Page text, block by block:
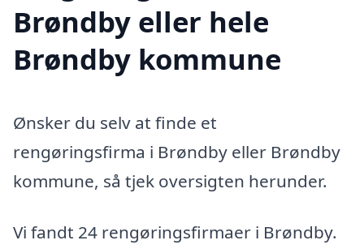
Brøndby eller hele
Brøndby kommune
Ønsker du selv at finde et
rengøringsfirma i Brøndby eller Brøndby
kommune, så tjek oversigten herunder.
Vi fandt 24 rengøringsfirmaer i Brøndby.